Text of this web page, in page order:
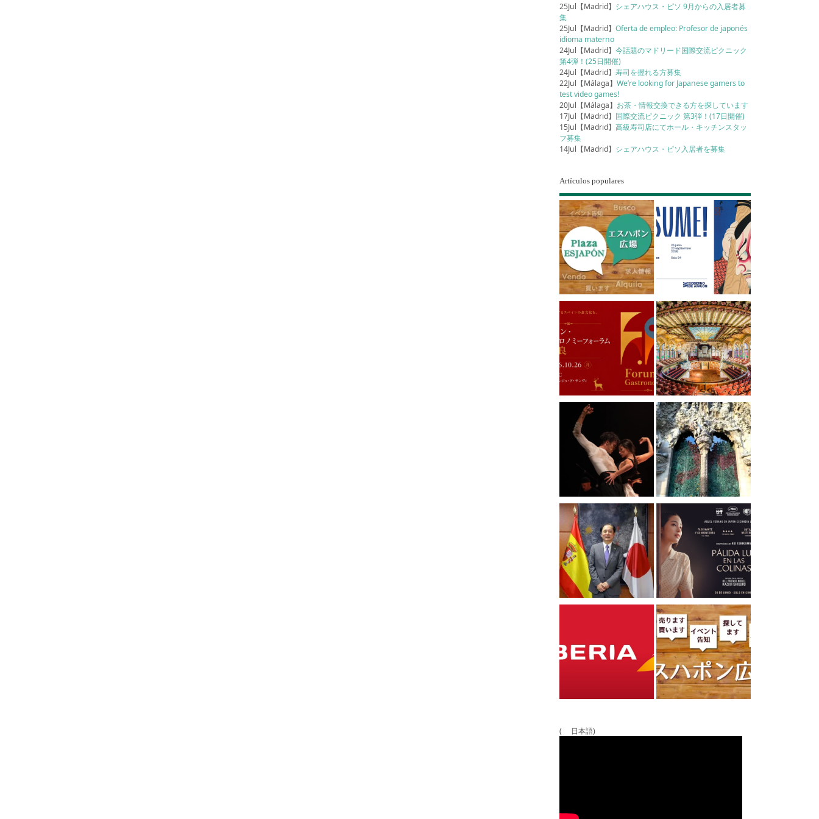
25Jul【Madrid】 シェアハウス・ピソ 9月からの入居者募
集
25Jul【Madrid】Oferta de empleo: Profesor de japonés
idioma materno
24Jul【Madrid】今話題のマドリード国際交流ピクニック
第4弾！(25日開催)
24Jul【Madrid】寿司を握れる方募集
22Jul【Málaga】We’re looking for Japanese gamers to
test video games!
20Jul【Málaga】 お茶・情報交換できる方を探しています
17Jul【Madrid】 国際交流ピクニック 第3弾！(17日開催)
15Jul【Madrid】高級寿司店にてホール・キッチンスタッ
フ募集
14Jul【Madrid】 シェアハウス・ピソ入居者を募集
Artículos populares
( 日本語)